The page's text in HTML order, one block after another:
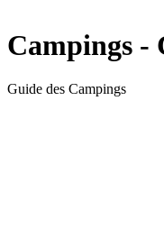
Campings -
Guide des Campings